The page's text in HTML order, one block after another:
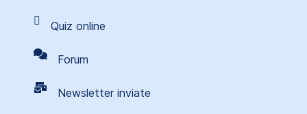
Quiz online
Forum
Newsletter inviate